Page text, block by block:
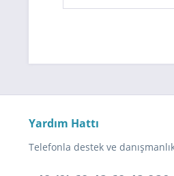
Yardım Hattı
Telefonla destek ve